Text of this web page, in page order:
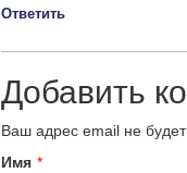
Ответить
Добавить
Ваш адрес email не будет
Имя *